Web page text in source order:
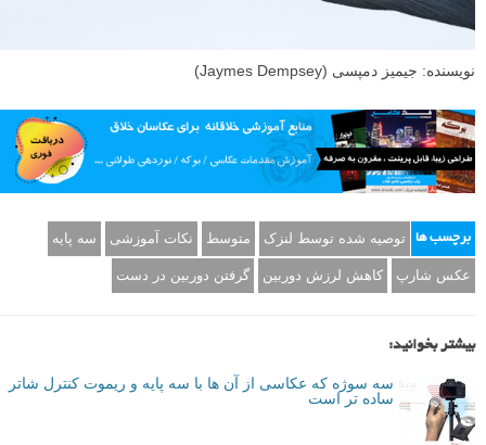
نویسنده: جیمیز دمپسی (Jaymes Dempsey)
برچسب ها توصیه شده توسط لنزک متوسط نکات آموزشی سه پایه
عکس شارپ کاهش لرزش دوربین گرفتن دوربین در دست
بیشتر بخوانید:
سه سوژه که عکاسی از آن ها با سه پایه و ریموت کنترل شاتر
ساده تر است